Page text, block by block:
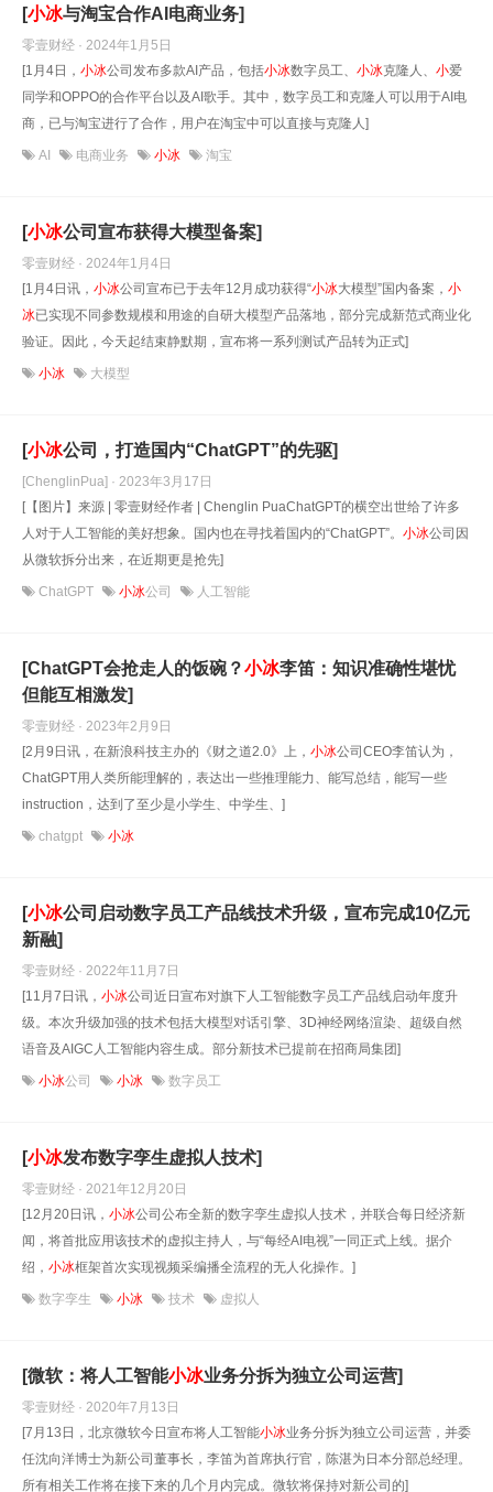
[小冰与淘宝合作AI电商业务]
零壹财经 · 2024年1月5日
[1月4日， 小冰公司发布多款AI产品，包括小冰数字员工、 小冰克隆人、 小爱
同学和OPPO的合作平台以及AI歌手。其中，数字员工和克隆人可以用于AI电
商，已与淘宝进行了合作，用户在淘宝中可以直接与克隆人]
AI 电商业务 小冰 淘宝
[小冰公司宣布获得大模型备案]
零壹财经 · 2024年1月4日
[1月4日讯， 小冰公司宣布已于去年12月成功获得“小冰大模型”国内备案， 小
冰已实现不同参数规模和用途的自研大模型产品落地，部分完成新范式商业化
验证。因此，今天起结束静默期，宣布将一系列测试产品转为正式]
小冰 大模型
[小冰公司，打造国内“ChatGPT”的先驱]
[ChenglinPua] · 2023年3月17日
[【图片】来源 | 零壹财经作者 | Chenglin PuaChatGPT的横空出世给了许多
人对于人工智能的美好想象。国内也在寻找着国内的“ChatGPT”。 小冰公司因
从微软拆分出来，在近期更是抢先]
ChatGPT 小冰公司 人工智能
[ChatGPT会抢走人的饭碗？小冰李笛：知识准确性堪忧
但能互相激发]
零壹财经 · 2023年2月9日
[2月9日讯，在新浪科技主办的《财之道2.0》上， 小冰公司CEO李笛认为，
ChatGPT用人类所能理解的，表达出一些推理能力、能写总结，能写一些
instruction，达到了至少是小学生、中学生、]
chatgpt 小冰
[小冰公司启动数字员工产品线技术升级，宣布完成10亿元
新融]
零壹财经 · 2022年11月7日
[11月7日讯， 小冰公司近日宣布对旗下人工智能数字员工产品线启动年度升
级。本次升级加强的技术包括大模型对话引擎、3D神经网络渲染、超级自然
语音及AIGC人工智能内容生成。部分新技术已提前在招商局集团]
小冰公司 小冰 数字员工
[小冰发布数字孪生虚拟人技术]
零壹财经 · 2021年12月20日
[12月20日讯， 小冰公司公布全新的数字孪生虚拟人技术，并联合每日经济新
闻，将首批应用该技术的虚拟主持人，与“每经AI电视”一同正式上线。据介
绍， 小冰框架首次实现视频采编播全流程的无人化操作。]
数字孪生 小冰 技术 虚拟人
[微软：将人工智能小冰业务分拆为独立公司运营]
零壹财经 · 2020年7月13日
[7月13日，北京微软今日宣布将人工智能小冰业务分拆为独立公司运营，并委
任沈向洋博士为新公司董事长，李笛为首席执行官，陈湛为日本分部总经理。
所有相关工作将在接下来的几个月内完成。微软将保持对新公司的]